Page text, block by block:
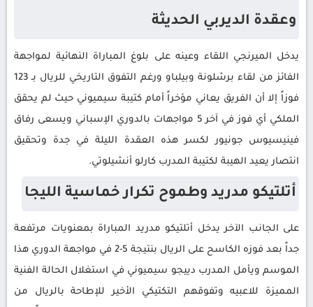
وعقدة الديربي الحديثة
يدخل الميرنجي اللقاء وعينه على بلوغ المباراة النهائية لمواجهة
الفائز من لقاء برشلونة وبيلباو ورغم التفوق التاريخي للريال بـ 123
فوزاً إلا أن الفريق يعاني مؤخراً أمام كتيبة سيميوني حيث لم يحقق
الملكي أي فوز في آخر 5 مواجهات بالدوري الإسباني ويسعى رفاق
فينيسيوس جونيور لكسر هذه العقدة الليلة في جدة وتحقيق
انتصار يعيد الهيبة لكتيبة المدرب كارلو أنشيلوتي.
أتلتيكو مدريد وطموح تكرار خماسية الليجا
على الجانب الآخر يدخل أتلتيكو مدريد المباراة بمعنويات مرتفعة
جداً بعد فوزه الكاسح على الريال بنتيجة 5-2 في مواجهة الدوري هذا
الموسم ويأمل المدرب دييجو سيميوني في استغلال الحالة الفنية
المميزة للاعبيه وتفوقهم التكتيكي الأخير للإطاحة بالريال من